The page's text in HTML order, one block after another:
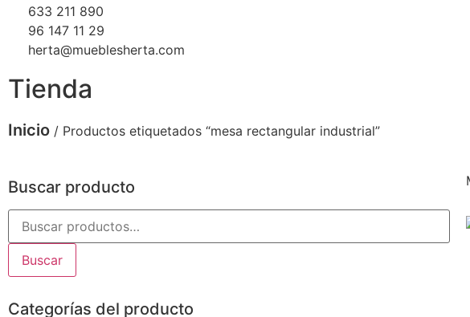
633 211 890
96 147 11 29
herta@mueblesherta.com
Tienda
Inicio / Productos etiquetados “mesa rectangular industrial”
Buscar producto
Buscar
Categorías del producto